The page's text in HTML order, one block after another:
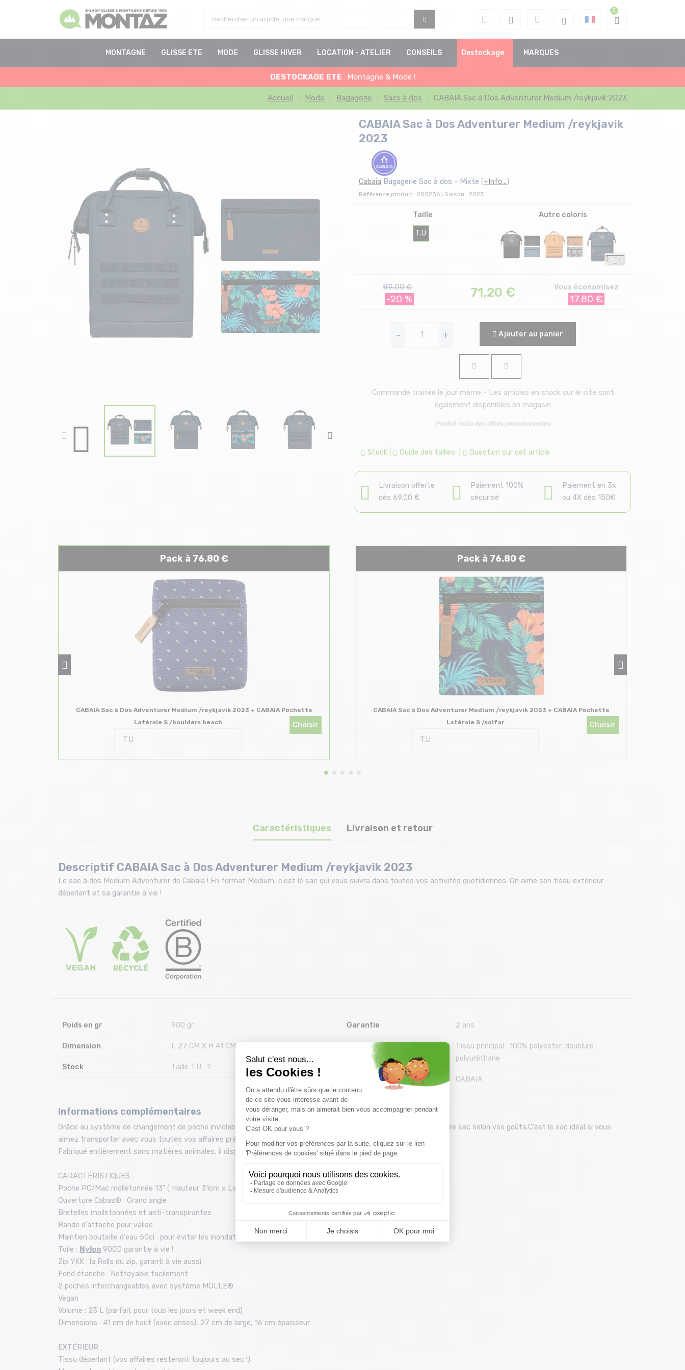
MONTAGNE GLISSE ETE MODE GLISSE HIVER LOCATION - ATELIER CONSEILS Destockage MARQUES
DESTOCKAGE ETE : Montagne & Mode !
Accueil Mode Bagagerie Sacs à dos CABAIA Sac à Dos Adventurer Medium /reykjavik 2023
CABAIA Sac à Dos Adventurer Medium /reykjavik
2023
Cabaia Bagagerie Sac à dos - Mixte (+Info...)
Référence produit : 205236 | Saison : 2025
Taille
T.U
Autre coloris
89.00 €
-20 % 71,20 € Vous économisez
17.80 €
- + Ajouter au panier
Commande traitée le jour même - Les articles en stock sur le site sont
également disponibles en magasin
Stock Guide des tailles Question sur cet article
Livraison offerte
dès 69.00 €
Paiement 100%
sécurisé
Paiement en 3x
ou 4X dès 150€
Pack à 76.80 €
CABAIA Sac à Dos Adventurer Medium /reykjavik 2023 + CABAIA Pochette
Latérale S /boulders beach
Choisir
Pack à 76.80 €
CABAIA Sac à Dos Adventurer Medium /reykjavik 2023 + CABAIA Pochette
Latérale S /solfar
Choisir
Caractéristiques Livraison et retour
Descriptif CABAIA Sac à Dos Adventurer Medium /reykjavik 2023
Le sac à dos Medium Adventurer de Cabaïa ! En format Medium, c'est le sac qui vous suivra dans toutes vos activités quotidiennes. On aime son tissu extérieur
déperlant et sa garantie à vie !
Poids en gr 900 gr
Dimension L 27 CM X H 41 CM X P 16 CM
Stock Taille T.U : 1
Garantie 2 ans
Matiere
Tissu principal : 100% polyester, doublure :
polyuréthane
CABAIA
Informations complémentaires
Grâce au système de changement de poche inviolable et breveté (système
) vous pouvez personnaliser votre sac selon vos goûts.C'est le sac idéal si vous
aimez transporter avec vous toutes vos affaires préférées !
Fabriqué entièrement sans matières animales, il dispose de la certification EVE VEGAN.
CARACTÉRISTIQUES :
Poche PC/Mac molletonnée 13" ( Hauteur 31cm x Largeur 23 cm x Epaisseur 2 cm)
Ouverture Cabas® : Grand angle
Bretelles molletonnées et anti-transpirantes
Bande d'attache pour valise
Maintien bouteille d'eau 50cl : pour éviter les inondations
Toile : Nylon 900D garantie à vie !
Zip YKK : la Rolls du zip, garanti à vie aussi
Fond étanche : Nettoyable facilement
2 poches interchangeables avec système MOLLE®
Vegan
Volume : 23 L (parfait pour tous les jours et week end)
Dimensions : 41 cm de haut (avec anses), 27 cm de large, 16 cm épaisseur
EXTÉRIEUR :
Tissu déperlant (vos affaires resteront toujours au sec !)